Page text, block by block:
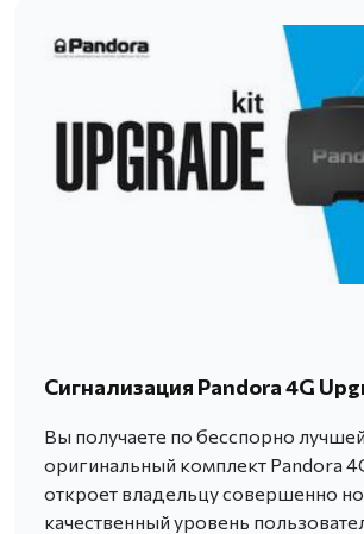
Сигнализация Pandora 4G
Вы получаете по бесспорно
оригинальный комплект Pandora
откроет владельцу совершенно
качественный уровень